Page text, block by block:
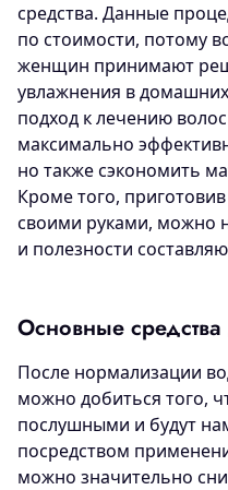
средства. Данные
по стоимости, потому
женщин принимают
увлажнения в
подход к лечению
максимально
но также сэкономить
Кроме того,
своими руками, можно
и полезности
Основные
После нормализации
можно добиться того,
послушными и будут
посредством
можно значительно